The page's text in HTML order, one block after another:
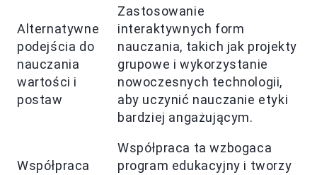
Alternatywne
podejścia do
nauczania
wartości i
postaw
Zastosowanie
interaktywnych form
nauczania, takich jak projekty
grupowe i wykorzystanie
nowoczesnych technologii,
aby uczynić nauczanie etyki
bardziej angażującym.
Współpraca
Współpraca ta wzbogaca
program edukacyjny i tworzy